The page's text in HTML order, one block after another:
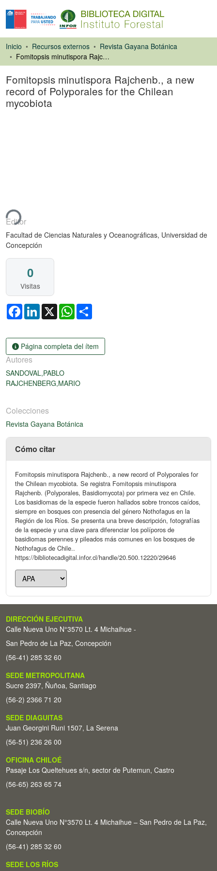
Inicio Recursos externos
Revista Gayana Botánica
Fomitopsis minutispora Rajchenb., a new record of Polyporales for the Chilean mycobiota
Fomitopsis minutispora Rajchenb., a new
record of Polyporales for the Chilean
mycobiota
Editor
Facultad de Ciencias Naturales y Oceanográficas, Universidad de
Concepción
0
Visitas
FacebookLinkedIn
X WhatsApp
Página completa del ítem
Autores
SANDOVAL,PABLO
RAJCHENBERG,MARIO
Colecciones
Revista Gayana Botánica
Cómo citar
Fomitopsis minutispora Rajchenb., a new record of Polyporales for
the Chilean mycobiota. Se registra Fomitopsis minutispora
Rajchenb. (Polyporales, Basidiomycota) por primera vez en Chile.
Los basidiomas de la especie fueron hallados sobre troncos caídos,
siempre en bosques con presencia del género Nothofagus en la
Región de los Ríos. Se presenta una breve descripción, fotografías
de la especie y una clave para diferenciar los políporos de
basidiomas perennes y pileados más comunes en los bosques de
Nothofagus de Chile..
https://bibliotecadigital.infor.cl/handle/20.500.12220/29646
DIRECCIÓN EJECUTIVA
Calle Nueva Uno N°3570 Lt. 4 Michaihue -
San Pedro de La Paz, Concepción
(56-41) 285 32 60
SEDE METROPOLITANA
Sucre 2397, Ñuñoa, Santiago
(56-2) 2366 71 20
SEDE DIAGUITAS
Juan Georgini Runi 1507, La Serena
(56-51) 236 26 00
OFICINA CHILOÉ
Pasaje Los Queltehues s/n, sector de Putemun, Castro
(56-65) 263 65 74
SEDE BIOBÍO
Calle Nueva Uno N°3570 Lt. 4 Michaihue – San Pedro de La Paz,
Concepción
(56-41) 285 32 60
SEDE LOS RÍOS